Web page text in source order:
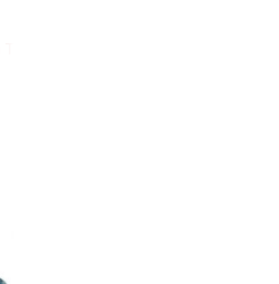
Black Cement